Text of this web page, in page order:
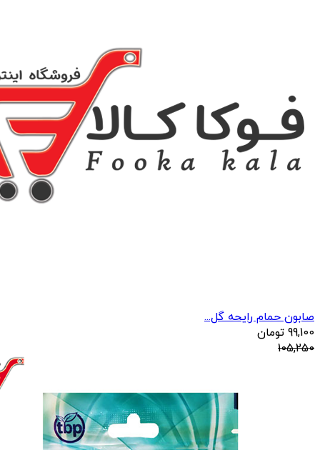
صابون حمام رایحه گل...
99,100 تومان
105,250